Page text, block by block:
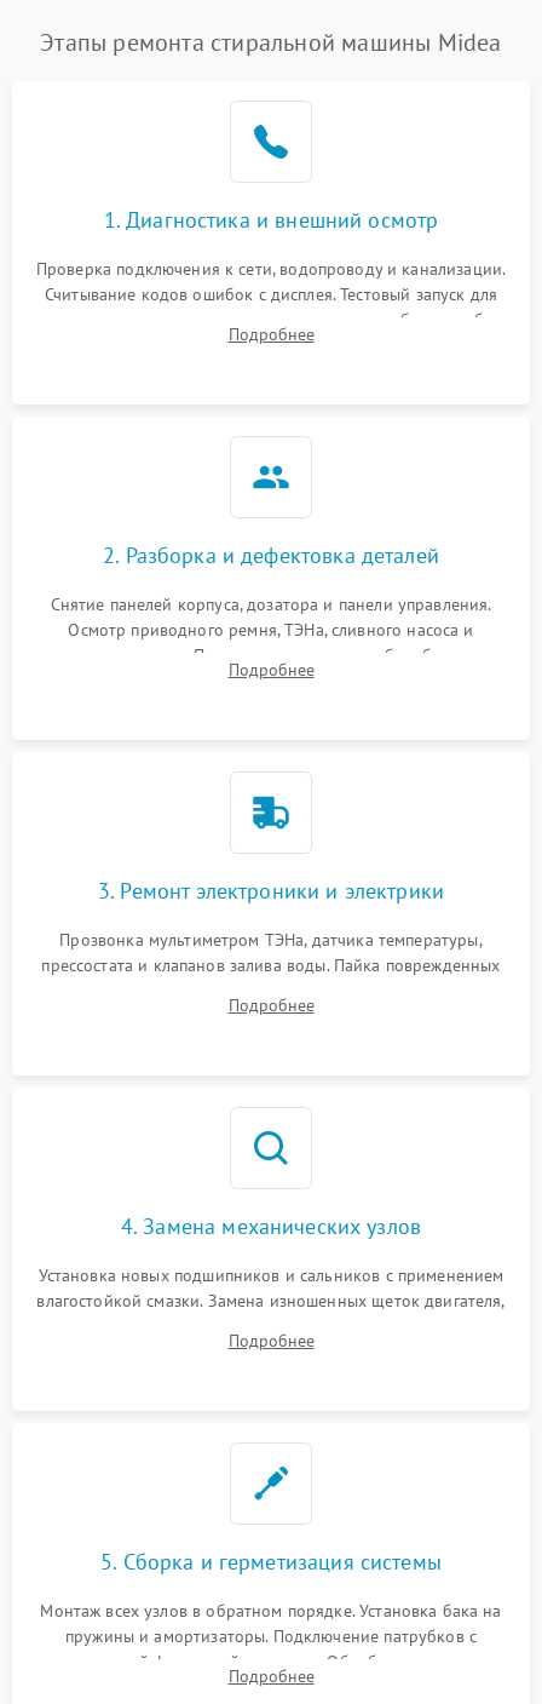
Замена платы управления Подробнее →
Этапы ремонта стиральной машины Midea
1. Диагностика и внешний осмотр
Проверка подключения к сети, водопроводу и канализации.
Считывание кодов ошибок с дисплея. Тестовый запуск для
выявления посторонних шумов, протечек или сбоев в работе
электронного модуля управления.
Подробнее
2. Разборка и дефектовка деталей
Снятие панелей корпуса, дозатора и панели управления.
Осмотр приводного ремня, ТЭНа, сливного насоса и
амортизаторов. Проверка подшипников барабана и
крестовины на износ, а манжеты люка на разрывы.
Подробнее
3. Ремонт электроники и электрики
Прозвонка мультиметром ТЭНа, датчика температуры,
прессостата и клапанов залива воды. Пайка поврежденных
Восстановление целостности проводки и контактов.
Подробнее
4. Замена механических узлов
Установка новых подшипников и сальников с применением
влагостойкой смазки. Замена изношенных щеток двигателя,
или поврежденной резиновой манжеты.
Подробнее
5. Сборка и герметизация системы
Монтаж всех узлов в обратном порядке. Установка бака на
пружины и амортизаторы. Подключение патрубков с
надежной фиксацией хомутами. Обработка стыков
герметиком для предотвращения возможных протечек воды.
Подробнее